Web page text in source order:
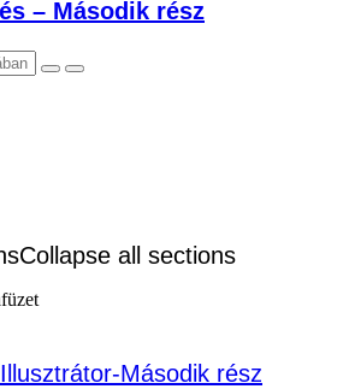
– Második rész
Collapse all sections
Második rész